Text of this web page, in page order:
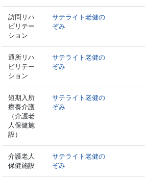
訪問リハ
ビリテー
ション
サテライト老健の
ぞみ
通所リハ
ビリテー
ション
サテライト老健の
ぞみ
短期入所
療養介護
（介護老
人保健施
設）
サテライト老健の
ぞみ
介護老人
保健施設
サテライト老健の
ぞみ